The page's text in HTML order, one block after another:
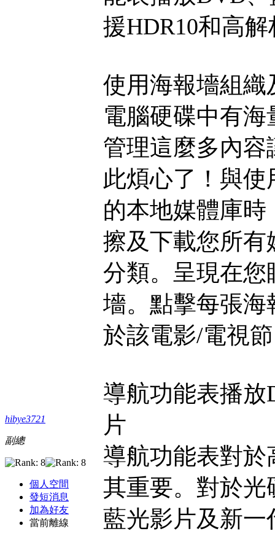
hibye3721
副總
個人空間
發短消息
加為好友
當前離線
援HDR10和高
使用海報墻組
電腦硬碟中有
管理這麼多內
此煩心了！與使
的本地媒體庫時
擦及下載您所
分類。呈現在
墻。點擊每張
於該電影/電視
導航功能表播放
片
導航功能表對
其重要。對於光
藍光影片及新一